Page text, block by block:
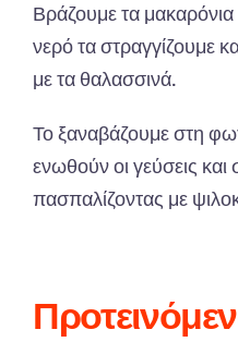
Βράζουμε τα
νερό τα στραγγίζουμε
με τα θαλασσινά.
Το ξαναβάζουμε στη
ενωθούν οι γεύσεις
πασπαλίζοντας με